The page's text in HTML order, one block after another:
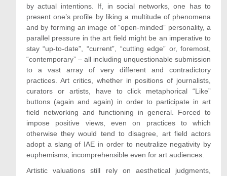
by actual intentions. If, in social networks, one has to
present one’s profile by liking a multitude of phenomena
and by forming an image of “open-minded” personality, a
parallel pressure in the art field might be an imperative to
stay “up-to-date”, “current”, “cutting edge” or, foremost,
“contemporary” – all including unquestionable submission
to a vast array of very different and contradictory
practices. Art critics, whether in positions of journalists,
curators or artists, have to click metaphorical “Like”
buttons (again and again) in order to participate in art
field networking and functioning in general. Forced to
impose positive views, even on practices to which
otherwise they would tend to disagree, art field actors
adopt a slang of IAE in order to neutralize negativity by
euphemisms, incomprehensible even for art audiences.
Artistic valuations still rely on aesthetical judgments,